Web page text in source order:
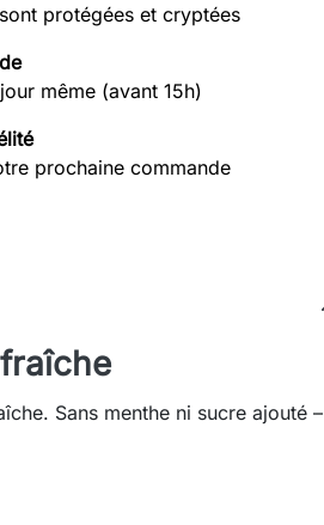
protégées et cryptées
même (avant 15h)
prochaine commande
Sans menthe ni sucre ajouté –